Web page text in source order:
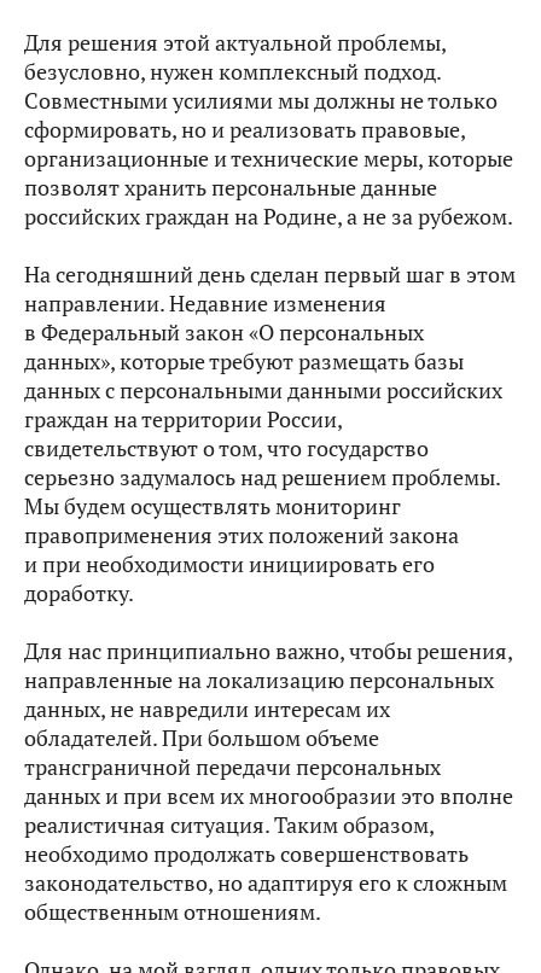
Для решения этой актуальной проблемы,
безусловно, нужен комплексный подход.
Совместными усилиями мы должны не только
сформировать, но и реализовать правовые,
организационные и технические меры, которые
позволят хранить персональные данные
российских граждан на Родине, а не за рубежом.
На сегодняшний день сделан первый шаг в этом
направлении. Недавние изменения
в Федеральный закон «О персональных
данных», которые требуют размещать базы
данных с персональными данными российских
граждан на территории России,
свидетельствуют о том, что государство
серьезно задумалось над решением проблемы.
Мы будем осуществлять мониторинг
правоприменения этих положений закона
и при необходимости инициировать его
доработку.
Для нас принципиально важно, чтобы решения,
направленные на локализацию персональных
данных, не навредили интересам их
обладателей. При большом объеме
трансграничной передачи персональных
данных и при всем их многообразии это вполне
реалистичная ситуация. Таким образом,
необходимо продолжать совершенствовать
законодательство, но адаптируя его к сложным
общественным отношениям.